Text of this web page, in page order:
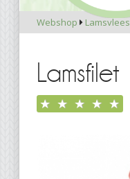
Webshop  Lamsvlees
Lamsfilet
★ ★ ★ ★ ★